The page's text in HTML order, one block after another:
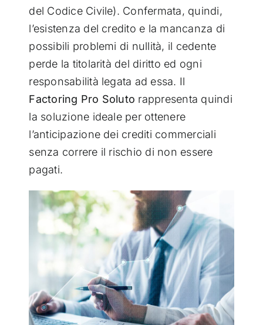
del Codice Civile). Confermata, quindi,
l’esistenza del credito e la mancanza di
possibili problemi di nullità, il cedente
perde la titolarità del diritto ed ogni
responsabilità legata ad essa. Il
Factoring Pro Soluto rappresenta quindi
la soluzione ideale per ottenere
l’anticipazione dei crediti commerciali
senza correre il rischio di non essere
pagati.